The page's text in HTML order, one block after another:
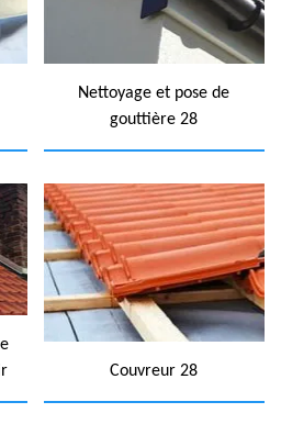
Nettoyage et pose de
gouttière 28
Couvreur 28